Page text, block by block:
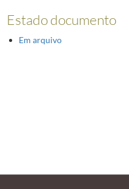
Estado documento
Em arquivo